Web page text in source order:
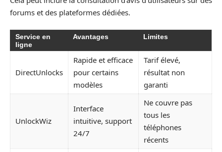
forums et des plateformes dédiées.
Service en
ligne
Avantages Limites
DirectUnlocks
Rapide et efficace
pour certains
modèles
Tarif élevé,
résultat non
garanti
UnlockWiz
Interface
intuitive, support
24/7
Ne couvre pas
tous les
téléphones
récents